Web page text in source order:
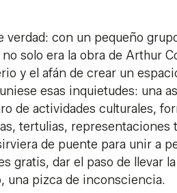
con un pequeño
solo era la obra de Arthur
y el afán de crear un
esas inquietudes: una
de actividades culturales,
tertulias, representaciones
de puente para unir a
gratis, dar el paso de llevar la
una pizca de inconsciencia.